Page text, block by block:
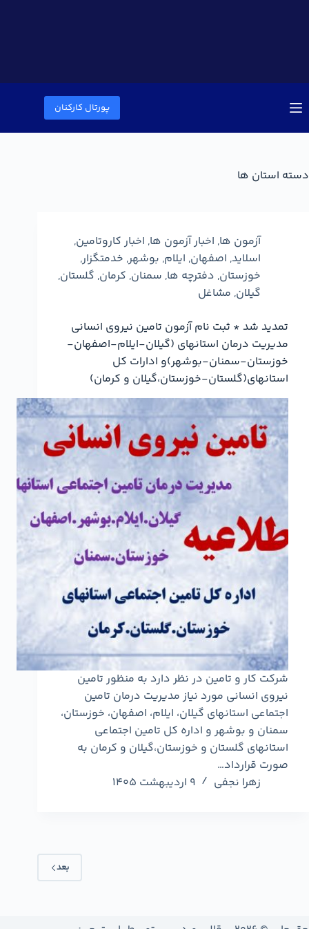
پورتال کارکنان
دسته استان ها
آزمون ها, اخبار آزمون ها, اخبار کاروتامین,
اسلاید, اصفهان, ایلام, بوشهر, خدمتگزار,
خوزستان, دفترچه ها, سمنان, کرمان, گلستان,
گیلان, مشاغل
تمدید شد * ثبت نام آزمون تامین نیروی انسانی
مدیریت درمان استانهای (گیلان-ایلام-اصفهان-
خوزستان-سمنان-بوشهر)و ادارات کل
استانهای(گلستان-خوزستان،گیلان و کرمان)
شرکت کار و تامین در نظر دارد به منظور تامین
نیروی انسانی مورد نیاز مدیریت درمان تامین
اجتماعی استانهای گیلان، ایلام، اصفهان، خوزستان،
سمنان و بوشهر و اداره کل تامین اجتماعی
استانهای گلستان و خوزستان،گیلان و کرمان به
صورت قرارداد…
زهرا نجفی
9 اردیبهشت 1405
بعد